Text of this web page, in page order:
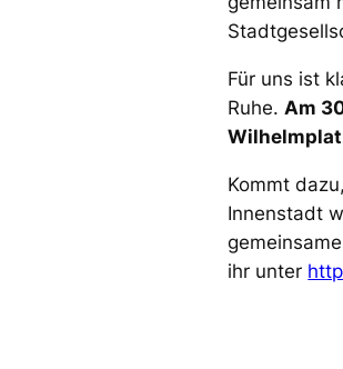
Für uns ist
Ruhe. Am
Kommt
Innenstadt
ihr unter